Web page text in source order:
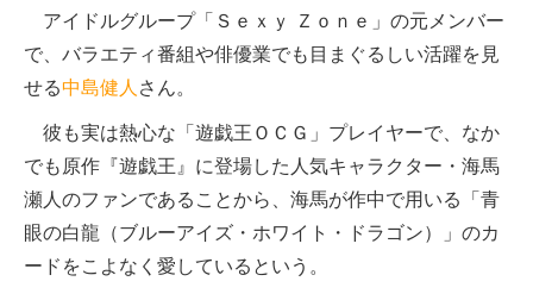
アイドルグループ「Ｓｅｘｙ Ｚｏｎｅ」の元メンバー
で、バラエティ番組や俳優業でも目まぐるしい活躍を見
せる中島健人 さん。
彼も実は熱心な「遊戯王ＯＣＧ」プレイヤーで、なか
でも原作『遊戯王』に登場した人気キャラクター・海馬
瀬人のファンであることから、海馬が作中で用いる「青
眼の白龍（ブルーアイズ・ホワイト・ドラゴン）」のカ
ードをこよなく愛しているという。